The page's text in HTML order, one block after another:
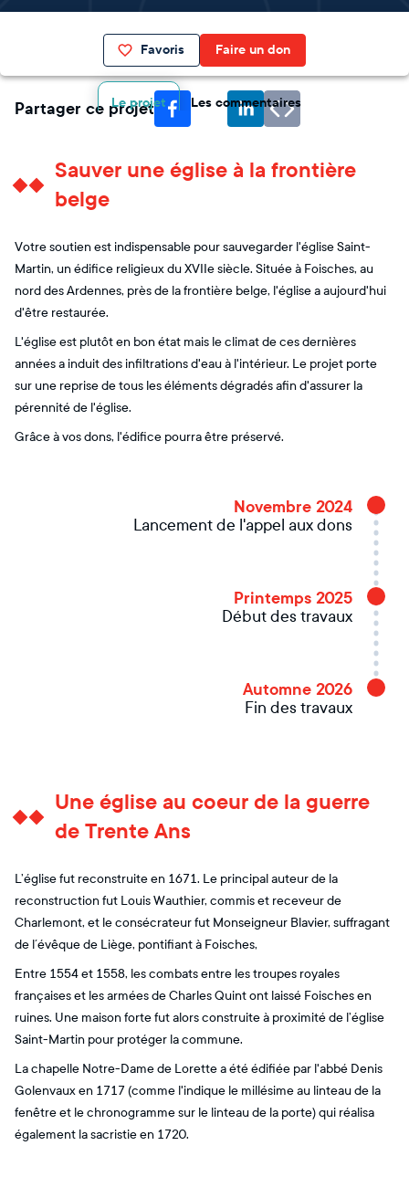
Favoris Faire un don
Le projet Les commentaires
Partager ce projet
Sauver une église à la frontière
belge
Votre soutien est indispensable pour sauvegarder l'église Saint-
Martin, un édifice religieux du XVIIe siècle. Située à Foisches, au
nord des Ardennes, près de la frontière belge, l'église a aujourd'hui
d'être restaurée.
L'église est plutôt en bon état mais le climat de ces dernières
années a induit des infiltrations d'eau à l'intérieur. Le projet porte
sur une reprise de tous les éléments dégradés afin d'assurer la
pérennité de l'église.
Grâce à vos dons, l'édifice pourra être préservé.
Novembre 2024
Lancement de l'appel aux dons
Printemps 2025
Début des travaux
Automne 2026
Fin des travaux
Une église au coeur de la guerre
de Trente Ans
L’église fut reconstruite en 1671. Le principal auteur de la
reconstruction fut Louis Wauthier, commis et receveur de
Charlemont, et le consécrateur fut Monseigneur Blavier, suffragant
de l´évêque de Liège, pontifiant à Foisches,
Entre 1554 et 1558, les combats entre les troupes royales
françaises et les armées de Charles Quint ont laissé Foisches en
ruines. Une maison forte fut alors construite à proximité de l’église
Saint-Martin pour protéger la commune.
La chapelle Notre-Dame de Lorette a été édifiée par l'abbé Denis
Golenvaux en 1717 (comme l'indique le millésime au linteau de la
fenêtre et le chronogramme sur le linteau de la porte) qui réalisa
également la sacristie en 1720.